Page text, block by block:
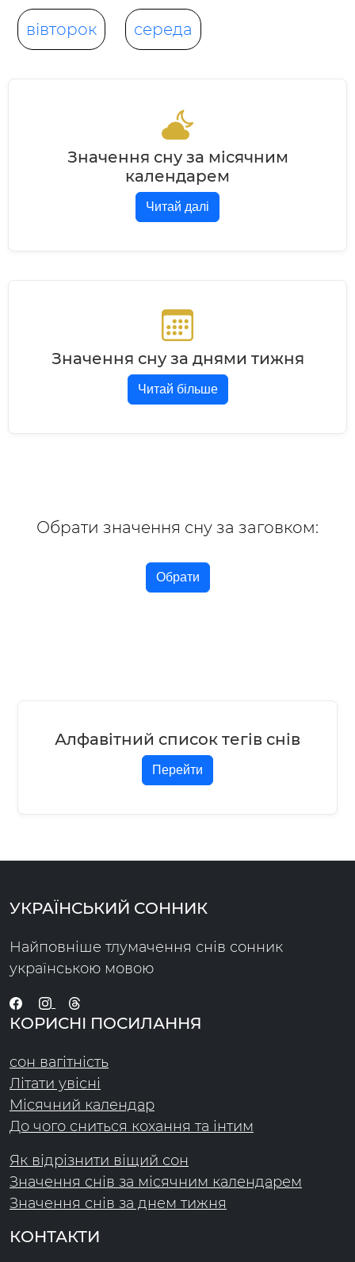
вівторок середа
Значення сну за місячним
календарем
Читай далі
Значення сну за днями тижня
Читай більше
Обрати значення сну за заговком:
Обрати
Алфавітний список тегів снів
Перейти
УКРАЇНСЬКИЙ СОННИК
Найповніше тлумачення снів сонник
українською мовою
КОРИСНІ ПОСИЛАННЯ
сон вагітність
Літати увісні
Місячний календар
До чого сниться кохання та інтим
Як відрізнити віщий сон
Значення снів за місячним календарем
Значення снів за днем тижня
КОНТАКТИ